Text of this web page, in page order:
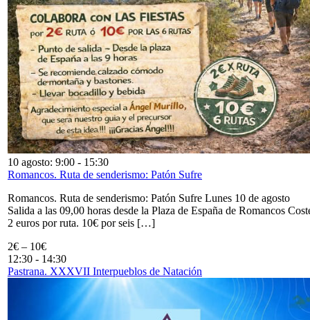
10 agosto: 9:00 - 15:30
Romancos. Ruta de senderismo: Patón Sufre
Romancos. Ruta de senderismo: Patón Sufre Lunes 10 de agosto
Salida a las 09,00 horas desde la Plaza de España de Romancos
2 euros por ruta. 10€ por seis […]
2€ – 10€
12:30 - 14:30
Pastrana. XXXVII Interpueblos de Natación